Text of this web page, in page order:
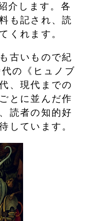
介します。各
も記され、読
くれます。
古いもので紀
の《ヒュノブ
、現代までの
とに並んだ作
読者の知的好
しています。